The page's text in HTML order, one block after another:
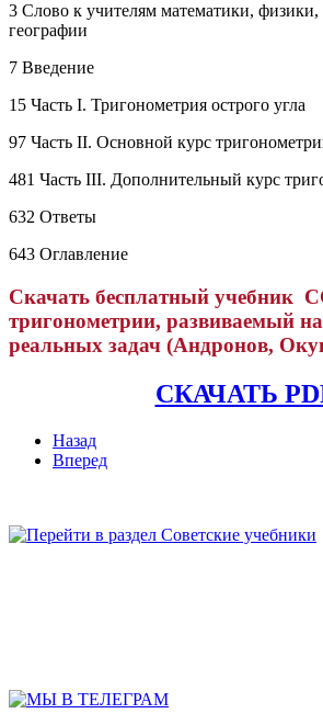
3 Слово к учителям математики,
географии
7 Введение
15 Часть I. Тригонометрия острого угла
97 Часть II. Основной курс
481 Часть III. Дополнительный курс
632 Ответы
643 Оглавление
Скачать бесплатный учебник
тригонометрии, развиваемый
реальных задач (Андронов,
СКАЧАТЬ
Назад
Вперед